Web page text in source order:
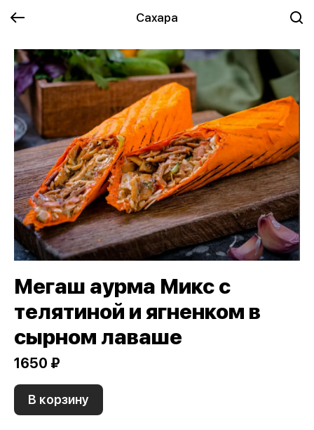
Сахара
Мегаш аурма Микс с
телятиной и ягненком в
сырном лаваше
1650 ₽
В корзину